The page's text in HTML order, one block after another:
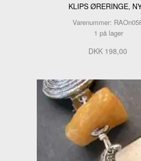
KLIPS ØRERINGE,
Varenummer:
1 på lager
DKK 198,00